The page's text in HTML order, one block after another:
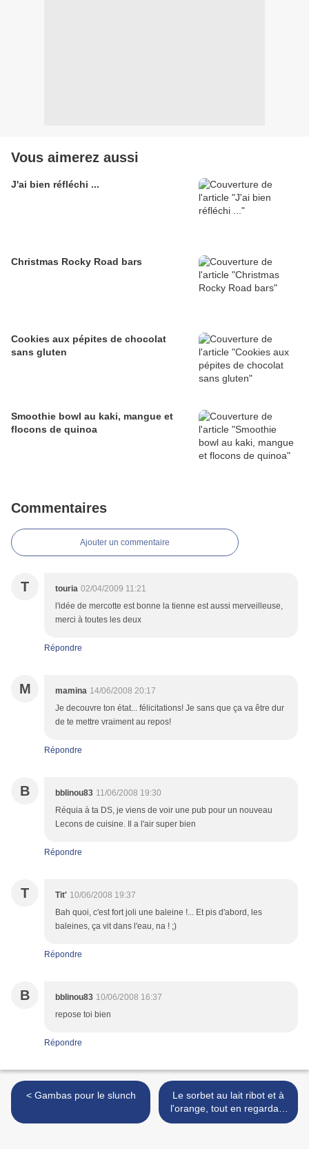
Vous aimerez aussi
J'ai bien réfléchi ...
Christmas Rocky Road bars
Cookies aux pépites de chocolat
sans gluten
Smoothie bowl au kaki, mangue et
flocons de quinoa
Commentaires
Ajouter un commentaire
T touria 02/04/2009 11:21
l'idée de mercotte est bonne la tienne est aussi merveilleuse,
merci à toutes les deux
Répondre
M mamina 14/06/2008 20:17
Je decouvre ton état... félicitations! Je sans que ça va être dur
de te mettre vraiment au repos!
Répondre
B bblinou83 11/06/2008 19:30
Réquia à ta DS, je viens de voir une pub pour un nouveau
Lecons de cuisine. Il a l'air super bien
Répondre
T Tit' 10/06/2008 19:37
Bah quoi, c'est fort joli une baleine !... Et pis d'abord, les
baleines, ça vit dans l'eau, na ! ;)
Répondre
B bblinou83 10/06/2008 16:37
repose toi bien
Répondre
< Gambas pour le slunch
Le sorbet au lait ribot et à
l'orange, tout en regardant
passer les trains >